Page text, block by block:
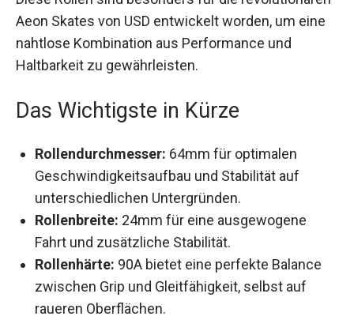
Diese Rollen sind besonders für die
revolutionären Aeon Skates von USD entwickelt
worden, um eine nahtlose Kombination aus
Performance und Haltbarkeit zu gewährleisten.
Das Wichtigste in Kürze
Rollendurchmesser:64mm für optimalen
Geschwindigkeitsaufbau und Stabilität auf
unterschiedlichen Untergründen.
Rollenbreite:24mm für eine ausgewogene
Fahrt und zusätzliche Stabilität.
Rollenhärte:90A bietet eine perfekte Balance